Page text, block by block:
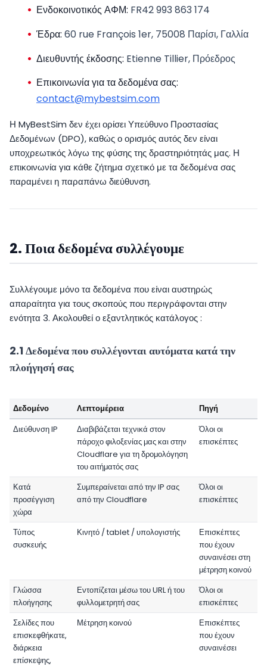
Ενδοκοινοτικός ΑΦΜ: FR42 993 863 174
Έδρα: 60 rue François 1er, 75008 Παρίσι, Γαλλία
Διευθυντής έκδοσης: Etienne Tillier, Πρόεδρος
Επικοινωνία για τα δεδομένα σας:
contact@mybestsim.com
Η MyBestSim δεν έχει ορίσει Υπεύθυνο Προστασίας
Δεδομένων (DPO), καθώς ο ορισμός αυτός δεν είναι
υποχρεωτικός λόγω της φύσης της δραστηριότητάς μας. Η
επικοινωνία για κάθε ζήτημα σχετικό με τα δεδομένα σας
παραμένει η παραπάνω διεύθυνση.
2. Ποια δεδομένα συλλέγουμε
Συλλέγουμε μόνο τα δεδομένα που είναι αυστηρώς
απαραίτητα για τους σκοπούς που περιγράφονται στην
ενότητα 3. Ακολουθεί ο εξαντλητικός κατάλογος :
2.1 Δεδομένα που συλλέγονται αυτόματα κατά την
πλοήγησή σας
Δεδομένο Λεπτομέρεια Πηγή
Διεύθυνση IP
Διαβιβάζεται τεχνικά στον
πάροχο φιλοξενίας μας και στην
Cloudflare για τη δρομολόγηση
του αιτήματός σας
Όλοι οι
επισκέπτες
Κατά
προσέγγιση
χώρα
Συμπεραίνεται από την IP σας
από την Cloudflare
Όλοι οι
επισκέπτες
Τύπος
συσκευής
Κινητό / tablet / υπολογιστής
Επισκέπτες
που έχουν
συναινέσει στη
μέτρηση κοινού
Γλώσσα
πλοήγησης
Εντοπίζεται μέσω του URL ή του
φυλλομετρητή σας
Όλοι οι
επισκέπτες
Σελίδες που
επισκεφθήκατε,
διάρκεια
επίσκεψης,
Μέτρηση κοινού
Επισκέπτες
που έχουν
συναινέσει